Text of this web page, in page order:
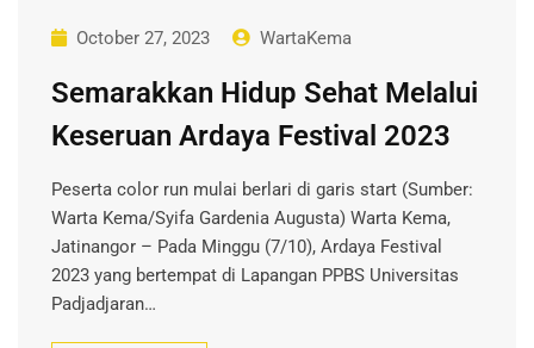
October 27, 2023 WartaKema
Semarakkan Hidup Sehat Melalui
Keseruan Ardaya Festival 2023
Peserta color run mulai berlari di garis start (Sumber:
Warta Kema/Syifa Gardenia Augusta) Warta Kema,
Jatinangor – Pada Minggu (7/10), Ardaya Festival
2023 yang bertempat di Lapangan PPBS Universitas
Padjadjaran…